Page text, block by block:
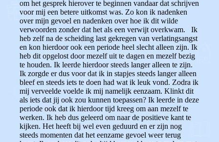
om het gesprek hierover te beginnen vandaar dat schrijven
voor mij een betere uitkomst was. Zo kon ik nadenken
over mijn gevoel en nadenken over hoe ik dit wilde
verwoorden zonder dat het als een verwijt overkwam. Ik
heb zelf na de scheiding last gekregen van verlatingsangst
en kon hierdoor ook een periode heel slecht alleen zijn. Ik
heb dit opgelost door mezelf uit te dagen en mezelf bezig
te houden. Ik leerde hierdoor steeds langer alleen te zijn.
Ik zorgde er dus voor dat ik in stapjes steeds langer alleen
bleef en steeds iets te doen had wat ik leuk vond. Zodra ik
mij verveelde voelde ik mij namelijk eenzaam. Klinkt dit
als iets dat jij ook zou kunnen toepassen? Ik leerde in deze
periode ook dat ik hierdoor tijd kreeg om aan mezelf te
werken. Ik heb dus geleerd om naar de positieve kant te
kijken. Het heeft bij wel even geduurd en er zijn nog
steeds momenten dat het eenzame gevoel weer terug